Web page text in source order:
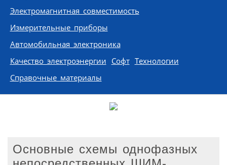
Электромагнитная совместимость
Измерительные приборы
Автомобильная электроника
Качество электроэнергии Софт Технологии
Справочные материалы
Основные схемы однофазных